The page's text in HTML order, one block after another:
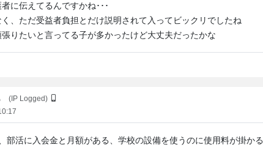
に伝えてるんですかね･･･
、ただ受益者負担とだけ説明されて入ってビックリでしたね
りたいと言ってる子が多かったけど大丈夫だったかな
(IP Logged)
部活に入会金と月額がある、学校の設備を使うのに使用料が掛かる